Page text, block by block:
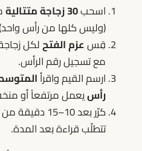
اسحب30 زجاجة متتالية
(وليس كلها من رأس
قِسعزم الفتحلكل
مع تسجيل رقم الرأس.
ارسم القيم واقرأ
رأسيعمل مرتفعاً أو
كرّر بعد
تتطلّب قراءة بعد المدة.